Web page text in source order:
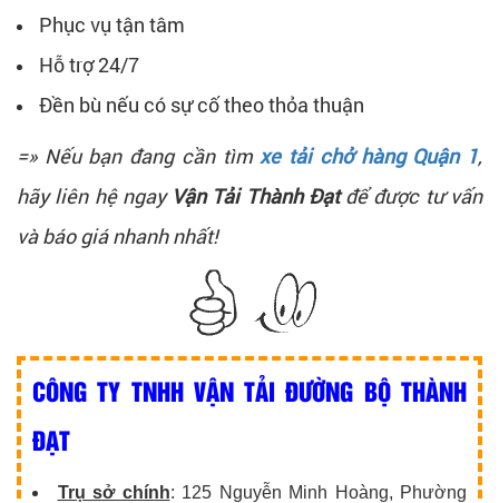
Phục vụ tận tâm
Hỗ trợ 24/7
Đền bù nếu có sự cố theo thỏa thuận
=» Nếu bạn đang cần tìm xe tải chở hàng Quận 1,
hãy liên hệ ngay Vận Tải Thành Đạtđể được tư vấn
và báo giá nhanh nhất!
CÔNG TY TNHH VẬN TẢI ĐƯỜNG BỘ THÀNH
ĐẠT
Trụ sở chính: 125 Nguyễn Minh Hoàng, Phường